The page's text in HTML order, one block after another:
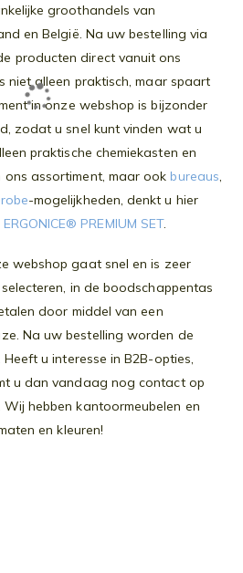
groothandels van
en België. Na uw bestelling via
producten direct vanuit ons
niet alleen praktisch, maar spaart
in onze webshop is bijzonder
zodat u snel kunt vinden wat u
praktische chemiekasten en
assortiment, maar ook bureaus,
-mogelijkheden, denkt u hier
ERGONICE® PREMIUM SET.
webshop gaat snel en is zeer
in de boodschappentas
door middel van een
Na uw bestelling worden de
u interesse in B2B-opties,
u dan vandaag nog contact op
hebben kantoormeubelen en
en kleuren!